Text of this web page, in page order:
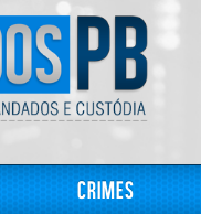
Crimes